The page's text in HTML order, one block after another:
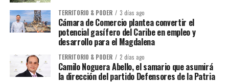
TERRITORIO & PODER 3 días ago
Cámara de Comercio plantea convertir el
potencial gasífero del Caribe en empleo y
desarrollo para el Magdalena
TERRITORIO & PODER 2 días ago
Camilo Noguera Abello, el samario que asumirá
la dirección del partido Defensores de la Patria